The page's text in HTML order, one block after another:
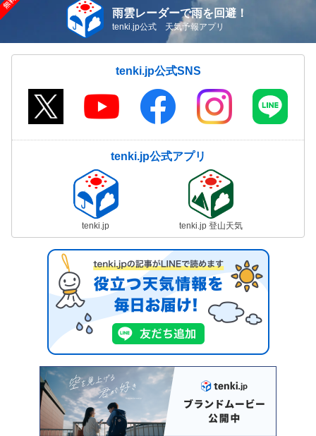
雨雲レーダーで雨を回避！
tenki.jp公式 天気予報アプリ
tenki.jp公式SNS
tenki.jp公式アプリ
tenki.jp tenki.jp 登山天気